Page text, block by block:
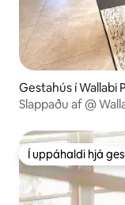
Gestahús í Wallabi
Slappaðu af @
Í uppáhaldi hjá
Í uppáhaldi hjá